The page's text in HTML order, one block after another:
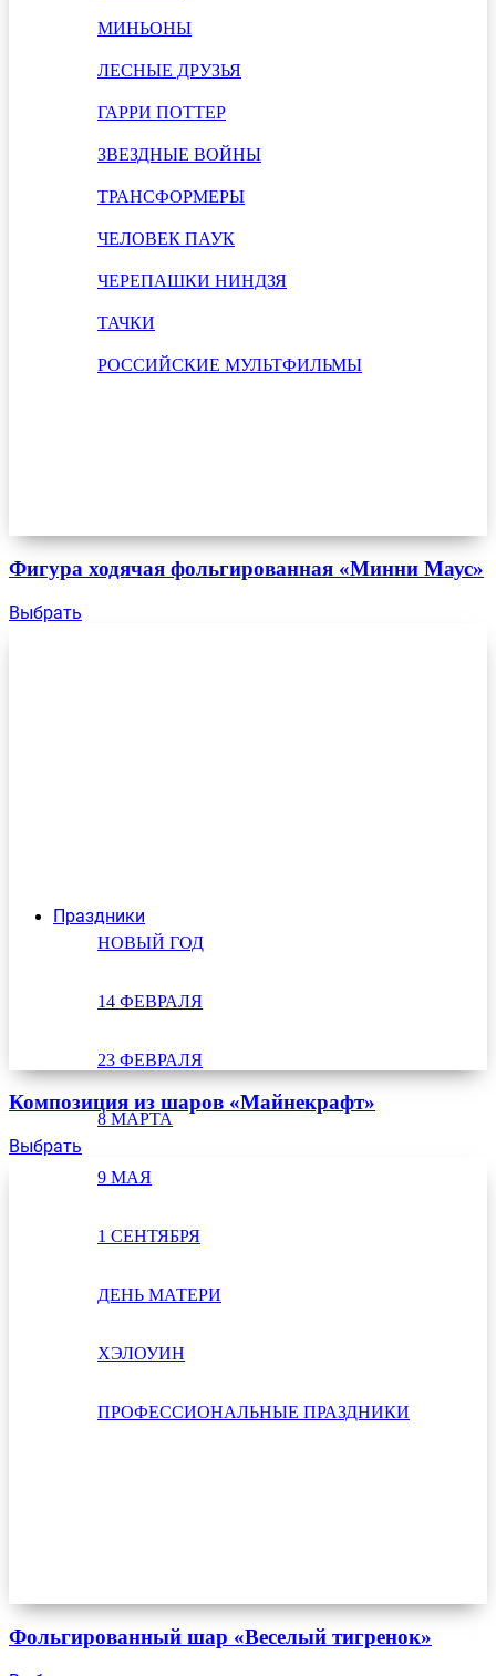
МИНЬОНЫ
ЛЕСНЫЕ ДРУЗЬЯ
ГАРРИ ПОТТЕР
ЗВЕЗДНЫЕ ВОЙНЫ
ТРАНСФОРМЕРЫ
ЧЕЛОВЕК ПАУК
ЧЕРЕПАШКИ НИНДЗЯ
ТАЧКИ
РОССИЙСКИЕ МУЛЬТФИЛЬМЫ
Праздники
НОВЫЙ ГОД
14 ФЕВРАЛЯ
23 ФЕВРАЛЯ
8 МАРТА
9 МАЯ
1 СЕНТЯБРЯ
ДЕНЬ МАТЕРИ
ХЭЛОУИН
ПРОФЕССИОНАЛЬНЫЕ ПРАЗДНИКИ
Фигура ходячая фольгированная «Минни Маус»
Выбрать
Композиция из шаров «Майнекрафт»
Выбрать
Фольгированный шар «Веселый тигренок»